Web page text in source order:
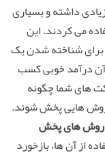
داشته و بسیاری
می کردند. این
برای شناخته شدن یک
آن درآمد خوبی کسب
های شما چگونه
روش هایی پخش شوند.
روش های پخش
از آن ها، بازخورد